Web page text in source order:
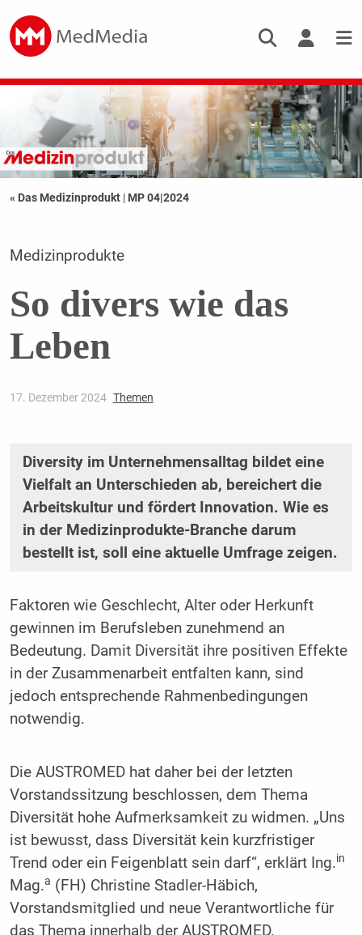
« Das Medizinprodukt | MP 04|2024
Medizinprodukte
So divers wie das
Leben
17. Dezember 2024 Themen
Diversity im Unternehmensalltag bildet eine
Vielfalt an Unterschieden ab, bereichert die
Arbeitskultur und fördert Innovation. Wie es
in der Medizinprodukte-Branche darum
bestellt ist, soll eine aktuelle Umfrage zeigen.
Faktoren wie Geschlecht, Alter oder Herkunft
gewinnen im Berufsleben zunehmend an
Bedeutung. Damit Diversität ihre positiven Effekte
in der Zusammenarbeit entfalten kann, sind
jedoch entsprechende Rahmenbedingungen
notwendig.
Die AUSTROMED hat daher bei der letzten
Vorstandssitzung beschlossen, dem Thema
Diversität hohe Aufmerksamkeit zu widmen. „Uns
ist bewusst, dass Diversität kein kurzfristiger
Trend oder ein Feigenblatt sein darf“, erklärt Ing.in
Mag.a (FH) Christine Stadler-Häbich,
Vorstandsmitglied und neue Verantwortliche für
das Thema innerhalb der AUSTROMED.